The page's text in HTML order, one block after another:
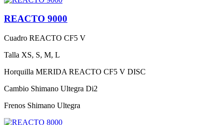
REACTO 9000
Cuadro REACTO CF5 V
Talla XS, S, M, L
Horquilla MERIDA REACTO CF5 V DISC
Cambio Shimano Ultegra Di2
Frenos Shimano Ultegra